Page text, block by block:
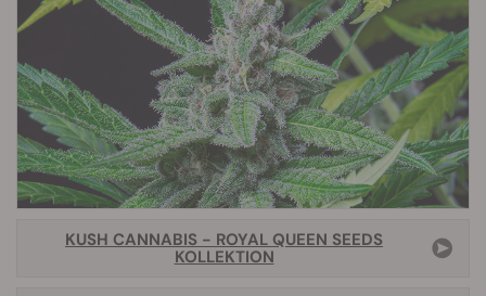
KUSH CANNABIS - ROYAL QUEEN SEEDS
KOLLEKTION